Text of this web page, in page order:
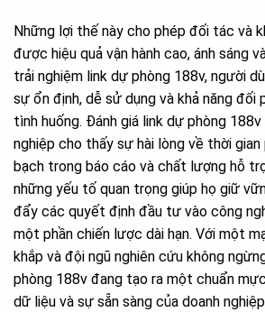
Những lợi thế này cho phép đối tác và
được hiệu quả vận hành cao, ánh sáng
trải nghiệm link dự phòng 188v, người
sự ổn định, dễ sử dụng và khả năng đối
tình huống. Đánh giá link dự phòng 188v
nghiệp cho thấy sự hài lòng về thời gian
bạch trong báo cáo và chất lượng hỗ
những yếu tố quan trọng giúp họ giữ
đẩy các quyết định đầu tư vào công
một phần chiến lược dài hạn. Với một
khắp và đội ngũ nghiên cứu không
phòng 188v đang tạo ra một chuẩn
dữ liệu và sự sẵn sàng của doanh